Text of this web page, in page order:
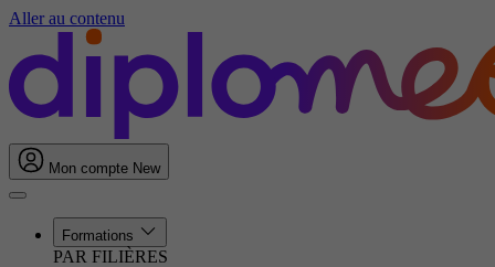
Aller au contenu
Mon compte New
Formations
PAR FILIÈRES